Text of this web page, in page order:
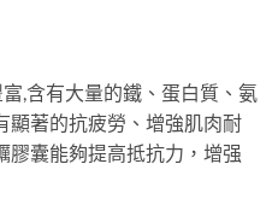
,含有大量的鐵、蛋白質、氨
顯著的抗疲勞、增強肌肉耐
膠囊能夠提高抵抗力，增强